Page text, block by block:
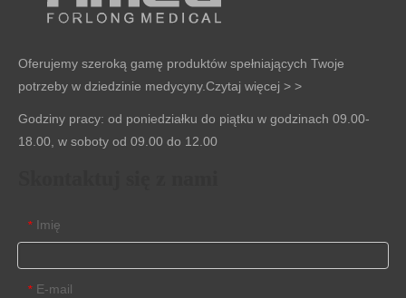
Oferujemy szeroką gamę produktów spełniających Twoje
potrzeby w dziedzinie medycyny.Czytaj więcej > >
Godziny pracy: od poniedziałku do piątku w godzinach 09.00-
18.00, w soboty od 09.00 do 12.00
* Imię
* E-mail